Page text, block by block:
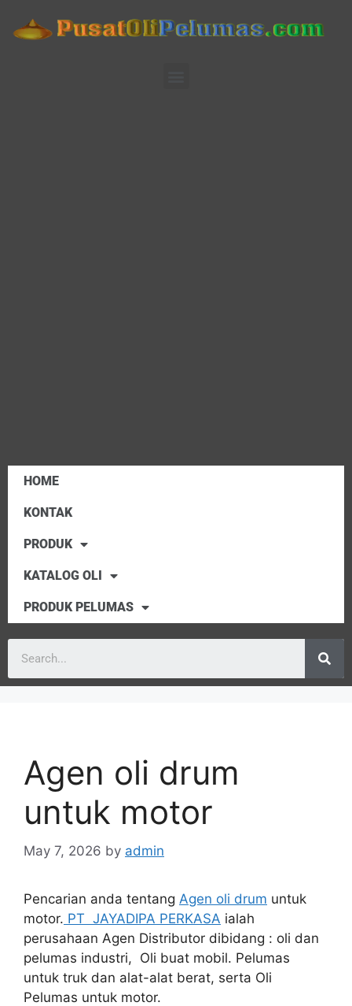
HOME
KONTAK
PRODUK
KATALOG OLI
PRODUK PELUMAS
Agen oli drum
untuk motor
May 7, 2026 by admin
Pencarian anda tentang Agen oli drum untuk
motor. PT JAYADIPA PERKASA ialah
perusahaan Agen Distributor dibidang : oli dan
pelumas industri, Oli buat mobil. Pelumas
untuk truk dan alat-alat berat, serta Oli
Pelumas untuk motor.